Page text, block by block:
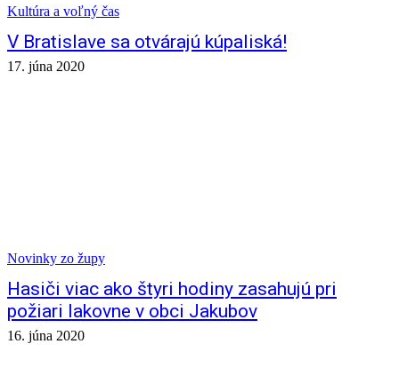
Kultúra a voľný čas
V Bratislave sa otvárajú kúpaliská!
17. júna 2020
Novinky zo župy
Hasiči viac ako štyri hodiny zasahujú pri
požiari lakovne v obci Jakubov
16. júna 2020